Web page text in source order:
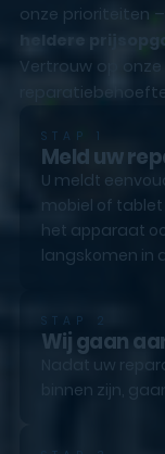
onze prioriteiten
heldere
Vertrouw op onze
STAP 1
Meld uw
U meldt
mobiel of
het apparaat
langskomen in
STAP 2
Wij gaan
Nadat uw
binnen zijn,